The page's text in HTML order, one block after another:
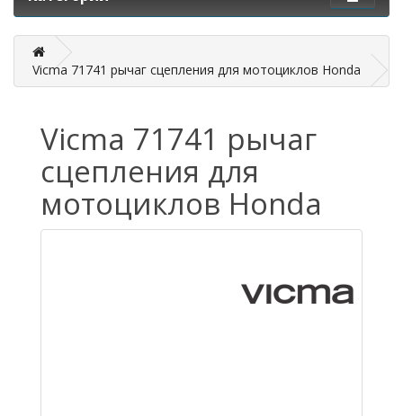
Vicma 71741 рычаг сцепления для мотоциклов Honda
Vicma 71741 рычаг
сцепления для
мотоциклов Honda